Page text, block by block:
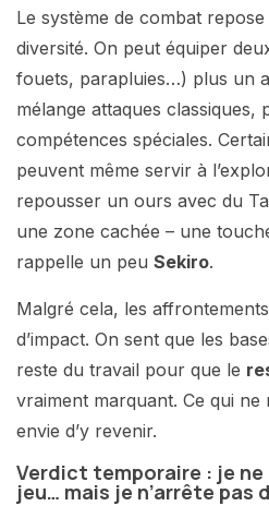
Le système de combat
diversité. On peut équiper
fouets, parapluies…) plus un
mélange attaques classiques,
compétences spéciales.
peuvent même servir à
repousser un ours avec du
une zone cachée – une
rappelle un peu Sekiro.
Malgré cela, les
d’impact. On sent que les
reste du travail pour que le
vraiment marquant. Ce qui ne
envie d’y revenir.
Verdict temporaire : je ne
jeu… mais je n’arrête pas